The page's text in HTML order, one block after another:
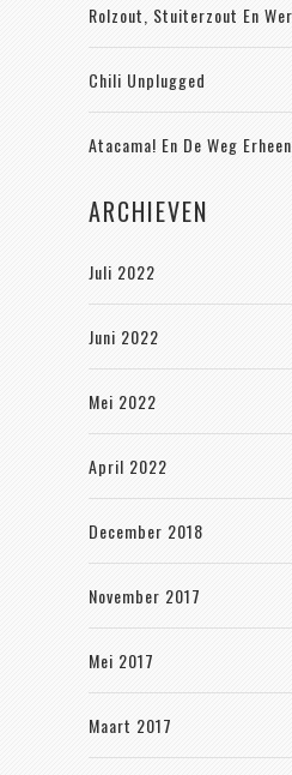
Rolzout, Stuiterzout En
Chili Unplugged
Atacama! En De Weg Erheen
ARCHIEVEN
Juli 2022
Juni 2022
Mei 2022
April 2022
December 2018
November 2017
Mei 2017
Maart 2017